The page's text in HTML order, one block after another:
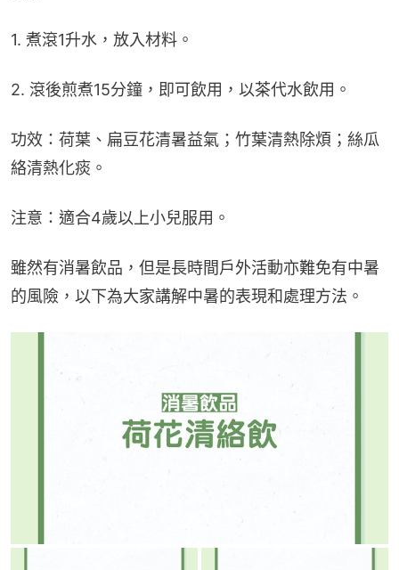
1. 煮滾1升水，放入材料。
2. 滾後煎煮15分鐘，即可飲用，以茶代水飲用。
功效：荷葉、扁豆花清暑益氣；竹葉清熱除煩；絲瓜
絡清熱化痰。
注意：適合4歲以上小兒服用。
雖然有消暑飲品，但是長時間戶外活動亦難免有中暑
的風險，以下為大家講解中暑的表現和處理方法。